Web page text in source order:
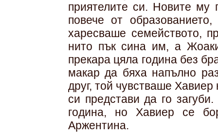
приятелите си. Новите му
повече от
харесваше семейството,
нито пък сина им, а
прекара цяла година без
макар да бяха напълно
друг, той чувстваше
си представи да го
година, но Хавиер се
Аржентина.